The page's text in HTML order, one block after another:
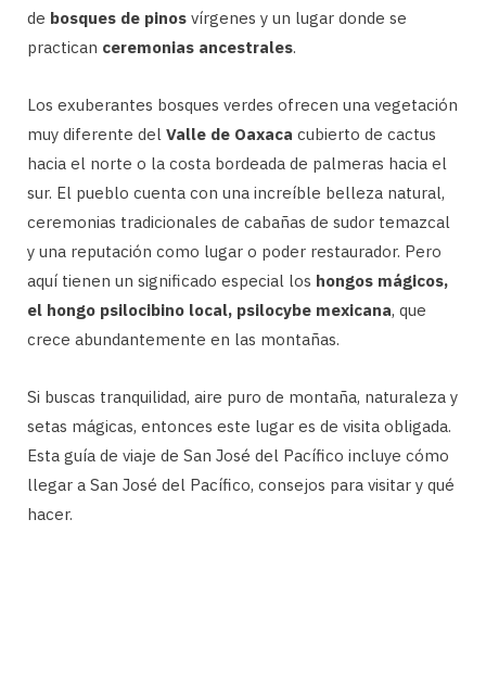
de bosques de pinos vírgenes y un lugar donde se
practican ceremonias ancestrales.
Los exuberantes bosques verdes ofrecen una vegetación
muy diferente del Valle de Oaxaca cubierto de cactus
hacia el norte o la costa bordeada de palmeras hacia el
sur. El pueblo cuenta con una increíble belleza natural,
ceremonias tradicionales de cabañas de sudor temazcal
y una reputación como lugar o poder restaurador. Pero
aquí tienen un significado especial los hongos mágicos,
el hongo psilocibino local, psilocybe mexicana, que
crece abundantemente en las montañas.
Si buscas tranquilidad, aire puro de montaña, naturaleza y
setas mágicas, entonces este lugar es de visita obligada.
Esta guía de viaje de San José del Pacífico incluye cómo
llegar a San José del Pacífico, consejos para visitar y qué
hacer.